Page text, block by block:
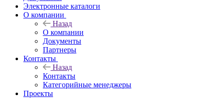
Электронные каталоги
О компании
Назад
О компании
Документы
Партнеры
Контакты
Назад
Контакты
Категорийные менеджеры
Проекты